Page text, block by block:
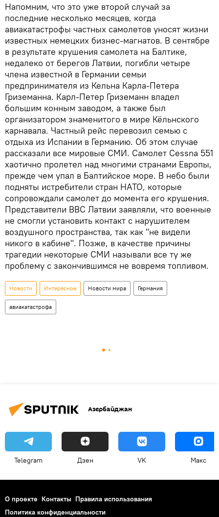
Напомним, что это уже второй случай за
последние несколько месяцев, когда
авиакатастрофы частных самолетов уносят жизни
известных немецких бизнес-магнатов. В сентябре
в результате крушения самолета на Балтике,
недалеко от берегов Латвии, погибли четыре
члена известной в Германии семьи
предпринимателя из Кельна Карла-Петера
Гриземанна. Карл-Петер Гриземанн владел
большим конным заводом, а также был
организатором знаменитого в мире Кёльнского
карнавала. Частный рейс перевозил семью с
отдыха из Испании в Германию. Об этом случае
рассказали все мировые СМИ. Самолет Cessna 551
хаотично пролетел над многими странами Европы,
прежде чем упал в Балтийское море. В небо были
подняты истребители стран НАТО, которые
сопровождали самолет до момента его крушения.
Представители ВВС Латвии заявляли, что военные
не смогли установить контакт с нарушителем
воздушного пространства, так как "не видели
никого в кабине". Позже, в качестве причины
трагедии некоторые СМИ называли все ту же
проблему с закончившимся не вовремя топливом.
Новости Интересное Новости мира Германия
авиакатастрофа
Азербайджан
Telegram Дзен VK Макс
О проекте Контакты Правила использования
Политика конфиденциальности